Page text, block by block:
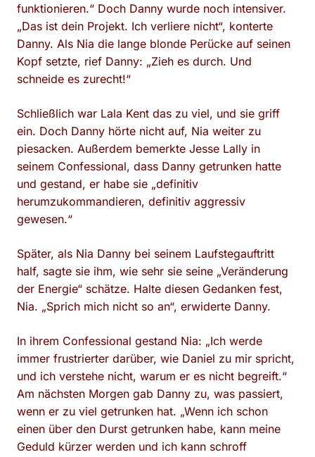
funktionieren.“ Doch Danny wurde noch intensiver.
„Das ist dein Projekt. Ich verliere nicht“, konterte
Danny. Als Nia die lange blonde Perücke auf seinen
Kopf setzte, rief Danny: „Zieh es durch. Und
schneide es zurecht!“
Schließlich war Lala Kent das zu viel, und sie griff
ein. Doch Danny hörte nicht auf, Nia weiter zu
piesacken. Außerdem bemerkte Jesse Lally in
seinem Confessional, dass Danny getrunken hatte
und gestand, er habe sie „definitiv
herumzukommandieren, definitiv aggressiv
gewesen.“
Später, als Nia Danny bei seinem Laufstegauftritt
half, sagte sie ihm, wie sehr sie seine „Veränderung
der Energie“ schätze. Halte diesen Gedanken fest,
Nia. „Sprich mich nicht so an“, erwiderte Danny.
In ihrem Confessional gestand Nia: „Ich werde
immer frustrierter darüber, wie Daniel zu mir spricht,
und ich verstehe nicht, warum er es nicht begreift.“
Am nächsten Morgen gab Danny zu, was passiert,
wenn er zu viel getrunken hat. „Wenn ich schon
einen über den Durst getrunken habe, kann meine
Geduld kürzer werden und ich kann schroff